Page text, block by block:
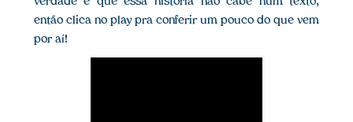
então clica no play pra conferir um pouco do que vem
por aí!